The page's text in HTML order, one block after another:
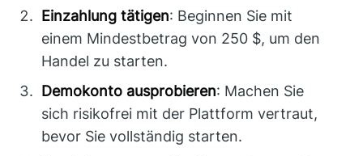
Einzahlung tätigen: Beginnen Sie mit
einem Mindestbetrag von 250 $, um den
Handel zu starten.
Demokonto ausprobieren: Machen Sie
sich risikofrei mit der Plattform vertraut,
bevor Sie vollständig starten.